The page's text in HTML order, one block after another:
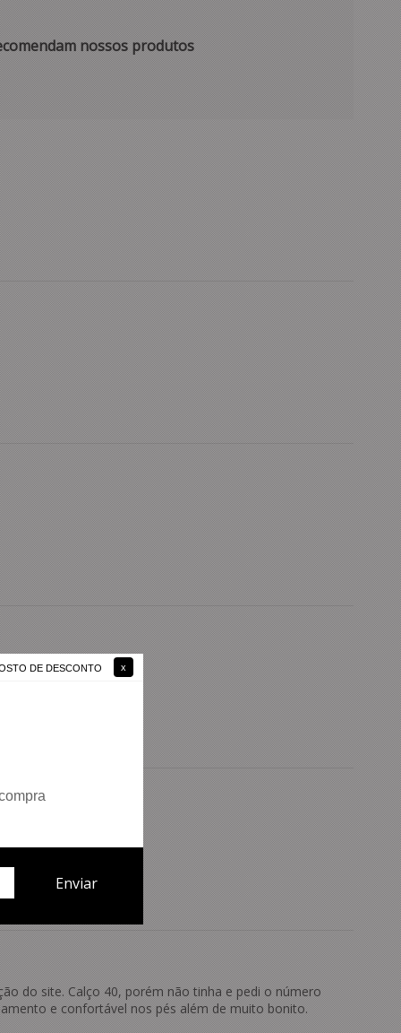
DE DESCONTO
nossos produtos
do site. Calço 40, porém não tinha e pedi o número
e confortável nos pés além de muito bonito.